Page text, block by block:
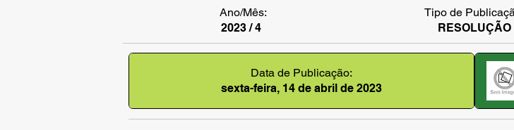
Ano/Mês:
2023 / 4
Tipo de
RESOLUÇÃO
Data de Publicação:
sexta-feira, 14 de abril de 2023